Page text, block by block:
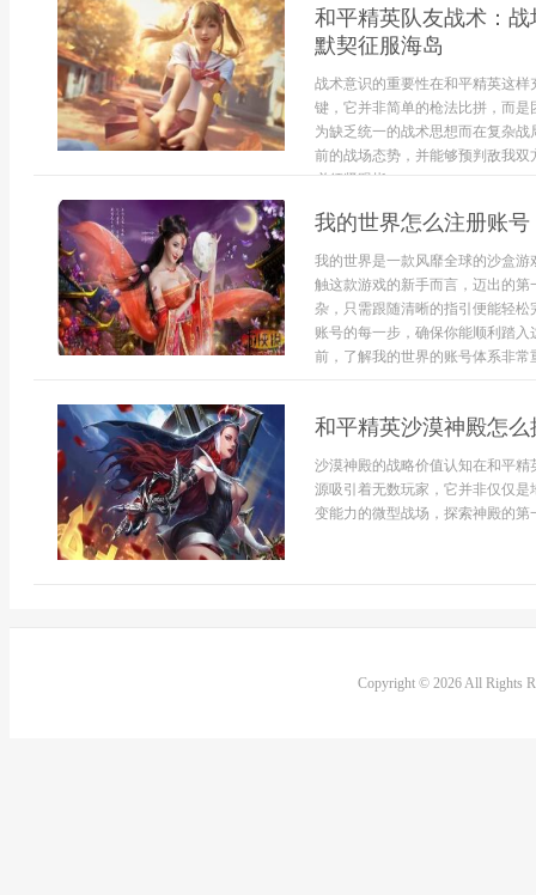
和平精英队友战术：
默契征服海岛
战术意识的重要性在和平精英这
键，它并非简单的枪法比拼，而
为缺乏统一的战术思想而在复杂
前的战场态势，并能够预判敌我
必须紧跟指...
我的世界怎么注册账
我的世界是一款风靡全球的沙盒
触这款游戏的新手而言，迈出的
杂，只需跟随清晰的指引便能轻
账号的每一步，确保你能顺利踏
前，了解我的世界的账号体系非常
和平精英沙漠神殿怎
沙漠神殿的战略价值认知在和平
源吸引着无数玩家，它并非仅仅
变能力的微型战场，探索神殿的第
Copyright © 2026 All Rights